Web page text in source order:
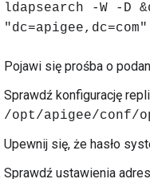
ldapsearch -W -D
Pojawi się prośba o
Sprawdź konfigurację
/opt/apigee/conf/
Upewnij się, że hasło
Sprawdź ustawienia